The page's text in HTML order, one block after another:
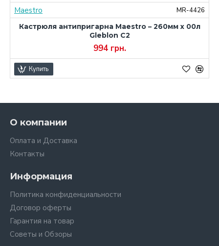
Maestro
MR-4426
Кастрюля антипригарна Maestro – 260мм x 00л
Gleblon C2
994 грн.
Купить
О компании
Оплата и Доставка
Контакты
Информация
Политика конфиденциальности
Договор оферты
Гарантия на товар
Советы и Обзоры